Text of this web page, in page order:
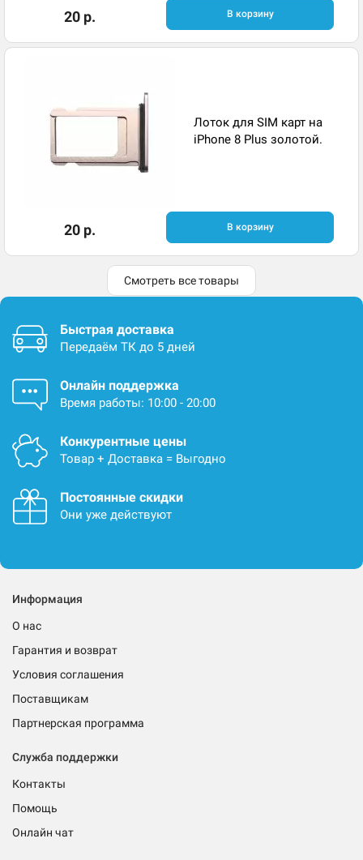
20 р. В корзину
Лоток для SIM карт на
iPhone 8 Plus золотой.
20 р. В корзину
Смотреть все товары
Быстрая доставка
Передаём ТК до 5 дней
Онлайн поддержка
Время работы: 10:00 - 20:00
Конкурентные цены
Товар + Доставка = Выгодно
Постоянные скидки
Они уже действуют
Информация
О нас
Гарантия и возврат
Условия соглашения
Поставщикам
Партнерская программа
Служба поддержки
Контакты
Помощь
Онлайн чат